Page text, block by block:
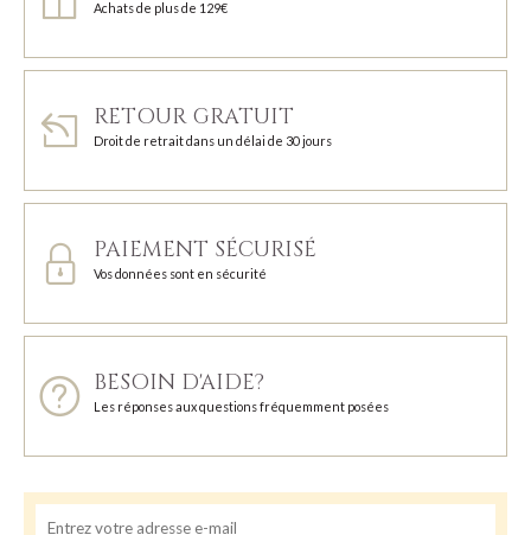
Achats de plus de 129€
RETOUR GRATUIT
Droit de retrait dans un délai de 30 jours
PAIEMENT SÉCURISÉ
Vos données sont en sécurité
BESOIN D'AIDE?
Les réponses aux questions fréquemment posées